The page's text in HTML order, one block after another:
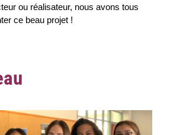
ou réalisateur, nous avons tous
ce beau projet !